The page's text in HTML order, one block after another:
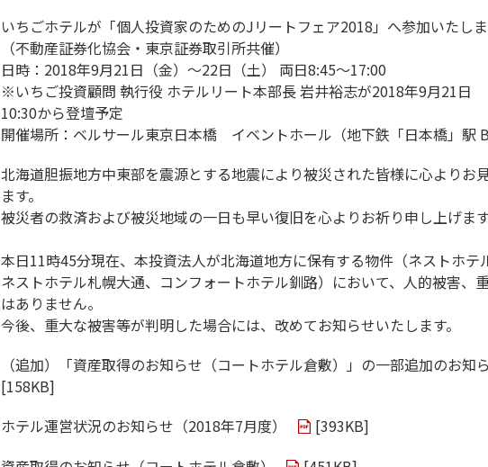
いちごホテルが「個人投資家のためのJリートフェア2018」へ参加いたしま
（不動産証券化協会・東京証券取引所共催）
日時：2018年9月21日（金）～22日（土） 両日8:45～17:00
※いちご投資顧問 執行役 ホテルリート本部長 岩井裕志が2018年9月21日
10:30から登壇予定
開催場所：ベルサール東京日本橋 イベントホール（地下鉄「日本橋」駅
北海道胆振地方中東部を震源とする地震により被災された皆様に心よりお
ます。
被災者の救済および被災地域の一日も早い復旧を心よりお祈り申し上げます
本日11時45分現在、本投資法人が北海道地方に保有する物件（ネストホテ
ネストホテル札幌大通、コンフォートホテル釧路）において、人的被害、
はありません。
今後、重大な被害等が判明した場合には、改めてお知らせいたします。
（追加）「資産取得のお知らせ（コートホテル倉敷）」の一部追加のお知
[158KB]
ホテル運営状況のお知らせ（2018年7月度） [393KB]